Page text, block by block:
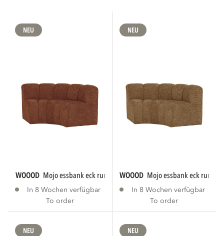
NEU
WOOOD mojo essbank eck rund mit rückenlehne...
In 8 Wochen verfügbar
To order
NEU
WOOOD mojo essbank eck rund
In 8 Wochen verfügbar
To order
NEU NEU